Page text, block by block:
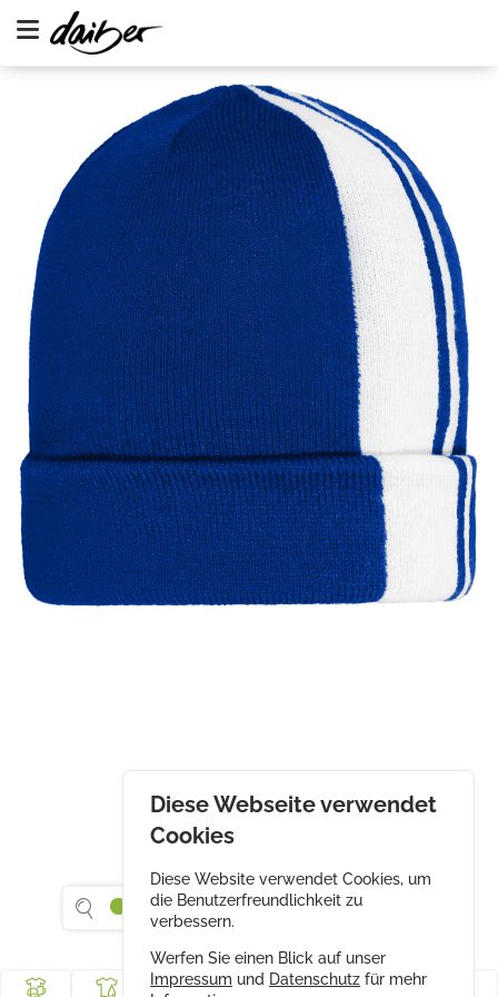
Diese Webseite verwendet
Cookies
Diese Website verwendet Cookies, um
die Benutzerfreundlichkeit zu
verbessern.
Werfen Sie einen Blick auf unser
Impressum und Datenschutz für mehr